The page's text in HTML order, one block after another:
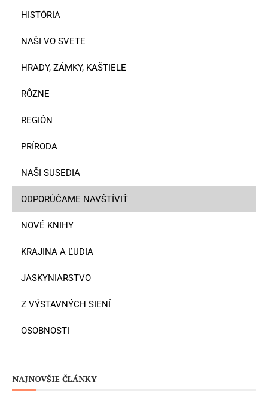
HISTÓRIA
NAŠI VO SVETE
HRADY, ZÁMKY, KAŠTIELE
RÔZNE
REGIÓN
PRÍRODA
NAŠI SUSEDIA
ODPORÚČAME NAVŠTÍVIŤ
NOVÉ KNIHY
KRAJINA A ĽUDIA
JASKYNIARSTVO
Z VÝSTAVNÝCH SIENÍ
OSOBNOSTI
NAJNOVŠIE ČLÁNKY